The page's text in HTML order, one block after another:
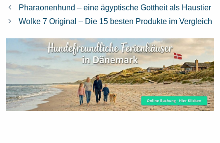
Pharaonenhund – eine ägyptische Gottheit als Haustier
Wolke 7 Original – Die 15 besten Produkte im Vergleich